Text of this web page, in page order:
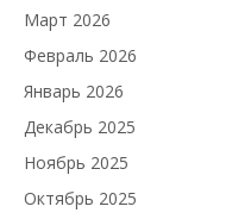
Март 2026
Февраль 2026
Январь 2026
Декабрь 2025
Ноябрь 2025
Октябрь 2025